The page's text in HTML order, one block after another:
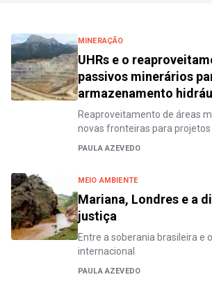
MINERAÇÃO
UHRs e o
passivos minerários
armazenamento
Reaproveitamento de áreas
novas fronteiras para projetos
PAULA AZEVEDO
MEIO AMBIENTE
Mariana, Londres e a
justiça
Entre a soberania brasileira e
internacional
PAULA AZEVEDO